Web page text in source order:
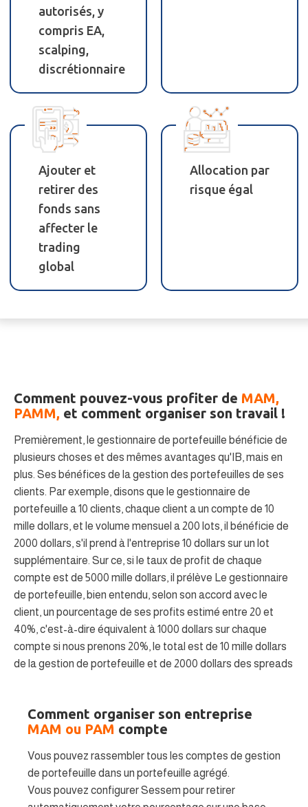
autorisés, y
compris EA,
scalping,
discrétionnaire
Ajouter et
retirer des
fonds sans
affecter le
trading
global
Allocation par
risque égal
Comment pouvez-vous profiter de MAM,
PAMM, et comment organiser son travail !
Premièrement, le gestionnaire de portefeuille bénéficie de
plusieurs choses et des mêmes avantages qu'IB, mais en
plus. Ses bénéfices de la gestion des portefeuilles de ses
clients. Par exemple, disons que le gestionnaire de
portefeuille a 10 clients, chaque client a un compte de 10
mille dollars, et le volume mensuel a 200 lots, il bénéficie de
2000 dollars, s'il prend à l'entreprise 10 dollars sur un lot
supplémentaire. Sur ce, si le taux de profit de chaque
compte est de 5000 mille dollars, il prélève Le gestionnaire
de portefeuille, bien entendu, selon son accord avec le
client, un pourcentage de ses profits estimé entre 20 et
40%, c'est-à-dire équivalent à 1000 dollars sur chaque
compte si nous prenons 20%, le total est de 10 mille dollars
de la gestion de portefeuille et de 2000 dollars des spreads
Comment organiser son entreprise
MAM ou PAM compte
Vous pouvez rassembler tous les comptes de gestion
de portefeuille dans un portefeuille agrégé.
Vous pouvez configurer Sessem pour retirer